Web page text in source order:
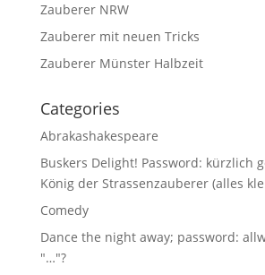
Zauberer NRW
Zauberer mit neuen Tricks
Zauberer Münster Halbzeit
Categories
Abrakashakespeare
Buskers Delight! Password: kürzlich
König der Strassenzauberer (alles
Comedy
Dance the night away; password:
"…"?